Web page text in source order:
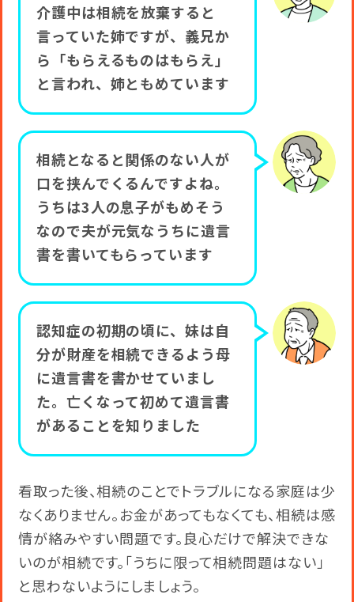
介護中は相続を放棄すると
言っていた姉ですが、義兄か
ら「もらえるものはもらえ」
と言われ、姉ともめています
相続となると関係のない人が
口を挟んでくるんですよね。
うちは3人の息子がもめそう
なので夫が元気なうちに遺言
書を書いてもらっています
認知症の初期の頃に、妹は自
分が財産を相続できるよう母
に遺言書を書かせていまし
た。亡くなって初めて遺言書
があることを知りました
看取った後、相続のことでトラブルになる家庭は少
なくありません。お金があってもなくても、相続は感
情が絡みやすい問題です。良心だけで解決できな
いのが相続です。「うちに限って相続問題はない」
と思わないようにしましょう。